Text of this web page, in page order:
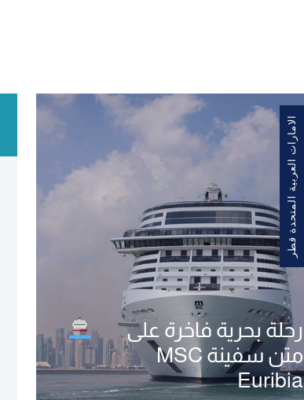
MSC Euribia رحلة بحرية
رائعة
المتحدة
تفاصيل الرحلة
الامارات العربية المتحدة قطر
رحلة بحرية فاخرة على
متن سفينة MSC
Euribia